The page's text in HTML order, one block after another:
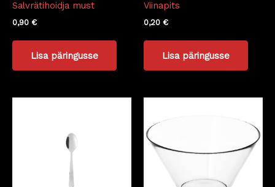
Salvrätihoidja must
0,90 €
Lisa päringusse
Viinapits
0,20 €
Lisa päringusse